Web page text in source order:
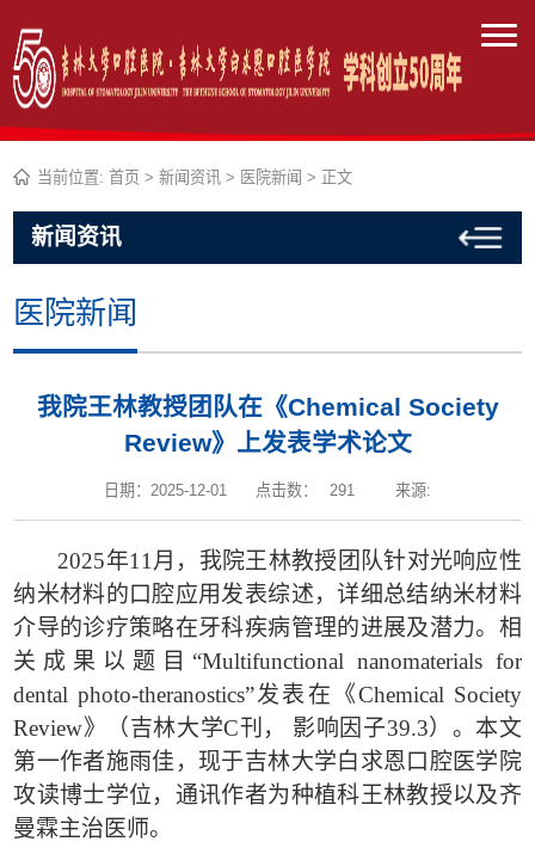
当前位置:首页 >新闻资讯 > 医院新闻 > 正文
新闻资讯
医院新闻
我院王林教授团队在《Chemical Society
Review》上发表学术论文
日期：2025-12-01 点击数： 291 来源:
2025年11 月，我院王林教授团队针对光响应性
纳米材料的口腔应用发表综述，详细总结纳米材料
介导的诊疗策略在牙科疾病管理的进展及潜力。相
关成果以题目 “Multifunctional nanomaterials for
dental photo-theranostics”发表在《Chemical Society
Review》 （吉林大学C刊， 影响因子39.3）。 本文
第一作者施雨佳，现于吉林大学白求恩口腔医学院
攻读博士学位， 通讯作者为种植科王林教授以及齐
曼霖主治医师。